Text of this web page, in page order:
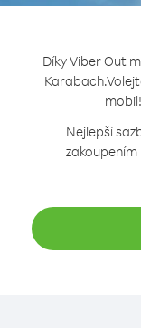
Díky Viber Out
Karabach.
Nejlepší